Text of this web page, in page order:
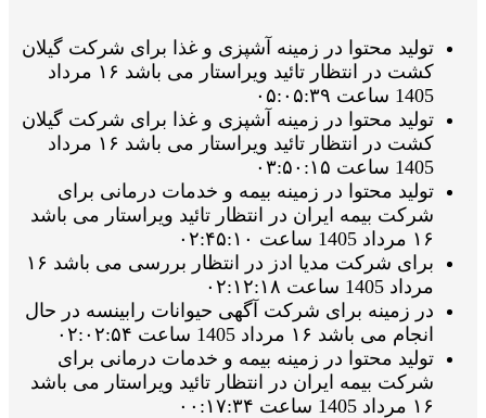
تولید محتوا در زمینه آشپزی و غذا برای شرکت گیلان
کشت در انتظار تائید ویراستار می باشد ۱۶ مرداد
1405 ساعت ۰۵:۰۵:۳۹
تولید محتوا در زمینه آشپزی و غذا برای شرکت گیلان
کشت در انتظار تائید ویراستار می باشد ۱۶ مرداد
1405 ساعت ۰۳:۵۰:۱۵
تولید محتوا در زمینه بیمه و خدمات درمانی برای
شرکت بیمه ایران در انتظار تائید ویراستار می باشد
۱۶ مرداد 1405 ساعت ۰۲:۴۵:۱۰
برای شرکت مدیا ادز در انتظار بررسی می باشد ۱۶
مرداد 1405 ساعت ۰۲:۱۲:۱۸
در زمینه برای شرکت آگهی حیوانات رابینسه در حال
انجام می باشد ۱۶ مرداد 1405 ساعت ۰۲:۰۲:۵۴
تولید محتوا در زمینه بیمه و خدمات درمانی برای
شرکت بیمه ایران در انتظار تائید ویراستار می باشد
۱۶ مرداد 1405 ساعت ۰۰:۱۷:۳۴